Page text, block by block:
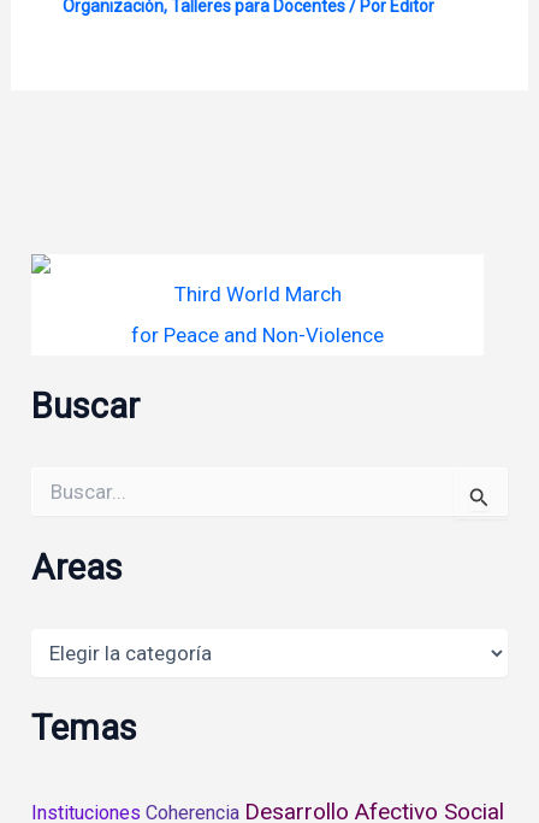
Organización, Talleres para Docentes/ Por Editor
Third World March
for Peace and Non-Violence
Buscar
por:
Areas
Temas
Instituciones Coherencia Desarrollo Afectivo Social